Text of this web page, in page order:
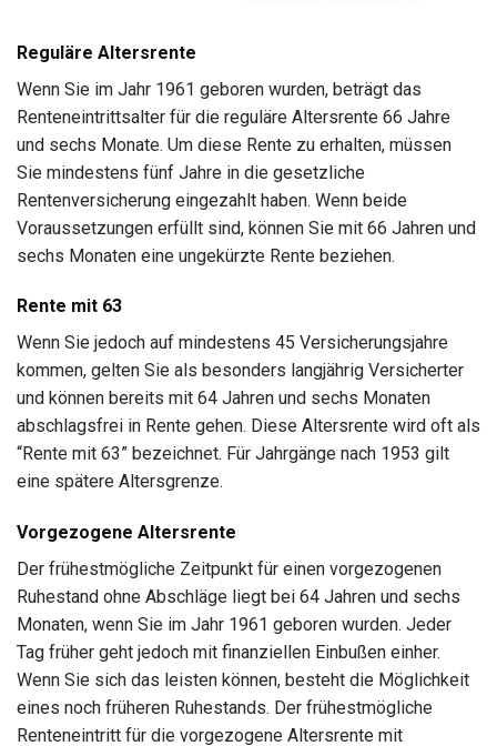
Reguläre Altersrente
Wenn Sie im Jahr 1961 geboren wurden, beträgt das
Renteneintrittsalter für die reguläre Altersrente 66 Jahre
und sechs Monate. Um diese Rente zu erhalten, müssen
Sie mindestens fünf Jahre in die gesetzliche
Rentenversicherung eingezahlt haben. Wenn beide
Voraussetzungen erfüllt sind, können Sie mit 66 Jahren und
sechs Monaten eine ungekürzte Rente beziehen.
Rente mit 63
Wenn Sie jedoch auf mindestens 45 Versicherungsjahre
kommen, gelten Sie als besonders langjährig Versicherter
und können bereits mit 64 Jahren und sechs Monaten
abschlagsfrei in Rente gehen. Diese Altersrente wird oft als
“Rente mit 63” bezeichnet. Für Jahrgänge nach 1953 gilt
eine spätere Altersgrenze.
Vorgezogene Altersrente
Der frühestmögliche Zeitpunkt für einen vorgezogenen
Ruhestand ohne Abschläge liegt bei 64 Jahren und sechs
Monaten, wenn Sie im Jahr 1961 geboren wurden. Jeder
Tag früher geht jedoch mit finanziellen Einbußen einher.
Wenn Sie sich das leisten können, besteht die Möglichkeit
eines noch früheren Ruhestands. Der frühestmögliche
Renteneintritt für die vorgezogene Altersrente mit